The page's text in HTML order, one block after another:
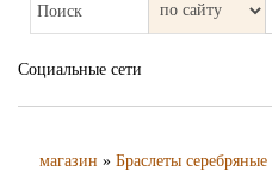
Поиск
Социальные сети
магазин » Браслеты серебряные